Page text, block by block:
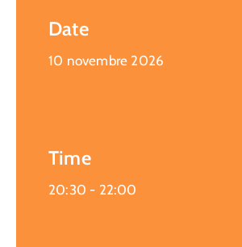
Date
10 novembre 2026
Time
20:30 - 22:00